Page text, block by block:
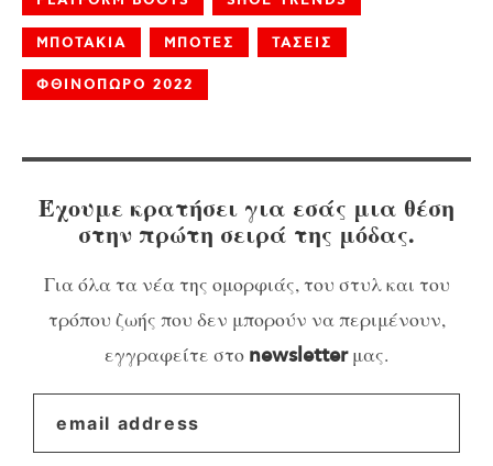
ΜΠΟΤΑΚΙΑ ΜΠΟΤΕΣ ΤΑΣΕΙΣ
ΦΘΙΝΟΠΩΡΟ 2022
Έχουμε κρατήσει για εσάς μια θέση
στην πρώτη σειρά της μόδας.
Για όλα τα νέα της ομορφιάς, του στυλ και του
τρόπου ζωής που δεν μπορούν να περιμένουν,
εγγραφείτε στο newsletterμας.